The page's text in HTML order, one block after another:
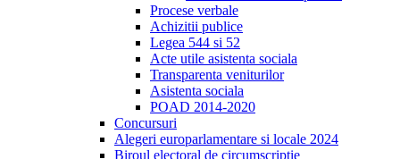
Procese verbale
Achizitii publice
Legea 544 si 52
Acte utile asistenta sociala
Transparenta veniturilor
Asistenta sociala
POAD 2014-2020
Concursuri
Alegeri europarlamentare si locale 2024
Biroul electoral de circumscriptie